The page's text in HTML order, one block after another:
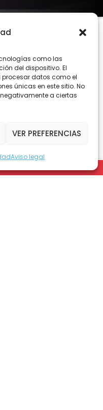
como las
del dispositivo. El
datos como el
únicas en este sitio. No
a ciertas
VER PREFERENCIAS
Aviso legal
la Casa
Especiales
a
más